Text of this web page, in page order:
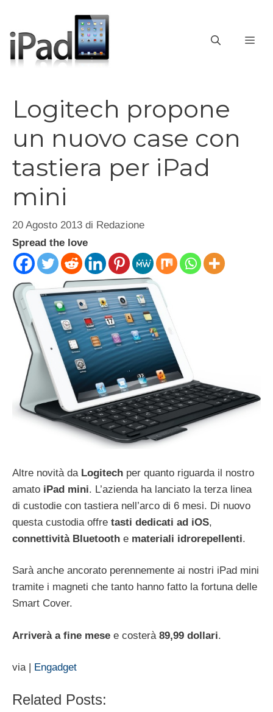
contenuto
Logitech propone
un nuovo case con
tastiera per iPad
mini
20 Agosto 2013 di Redazione
Spread the love
Altre novità da Logitech per quanto riguarda il nostro
amato iPad mini. L’azienda ha lanciato la terza linea
di custodie con tastiera nell’arco di 6 mesi. Di nuovo
questa custodia offre tasti dedicati ad iOS,
connettività Bluetooth e materiali idrorepellenti.
Sarà anche ancorato perennemente ai nostri iPad mini
tramite i magneti che tanto hanno fatto la fortuna delle
Smart Cover.
Arriverà a fine mese e costerà 89,99 dollari.
via | Engadget
Related Posts: